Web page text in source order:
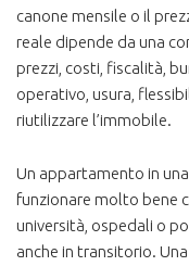
canone mensile o il
reale dipende da una
prezzi, costi, fiscalità,
operativo, usura,
riutilizzare l’immobile.
Un appartamento in
funzionare molto bene
università, ospedali o
anche in transitorio.